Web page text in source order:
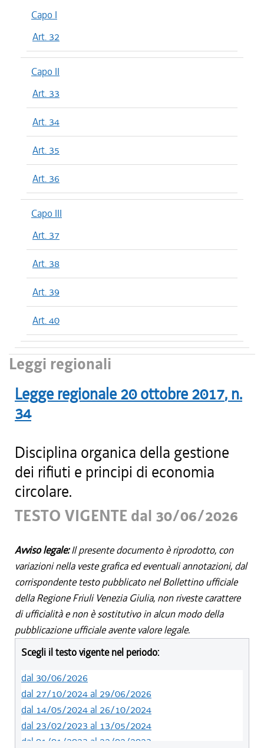
Capo I
Art. 32
Capo II
Art. 33
Art. 34
Art. 35
Art. 36
Capo III
Art. 37
Art. 38
Art. 39
Art. 40
Leggi regionali
Legge regionale 20 ottobre 2017, n.
34
Disciplina organica della gestione
dei rifiuti e principi di economia
circolare.
TESTO VIGENTE dal 30/06/2026
Avviso legale:Il presente documento è riprodotto, con
variazioni nella veste grafica ed eventuali annotazioni, dal
corrispondente testo pubblicato nel Bollettino ufficiale
della Regione Friuli Venezia Giulia, non riveste carattere
di ufficialità e non è sostitutivo in alcun modo della
pubblicazione ufficiale avente valore legale.
Scegli il testo vigente nel periodo:
dal 30/06/2026
dal 27/10/2024 al 29/06/2026
dal 14/05/2024 al 26/10/2024
dal 23/02/2023 al 13/05/2024
dal 01/01/2023 al 22/02/2023